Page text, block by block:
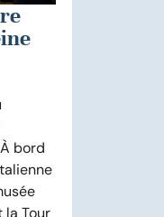
bord
la Tour